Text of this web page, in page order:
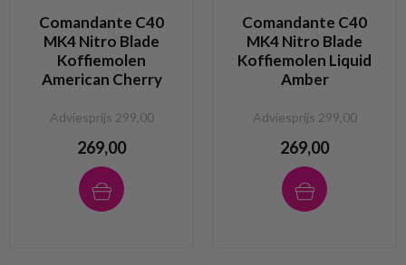
Comandante C40
MK4 Nitro Blade
Koffiemolen
American Cherry
Adviesprijs 299,00
269,00
Comandante C40
MK4 Nitro Blade
Koffiemolen Liquid
Amber
Adviesprijs 299,00
269,00